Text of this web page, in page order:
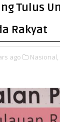
Tulus
Rakyat
ago Nasional,